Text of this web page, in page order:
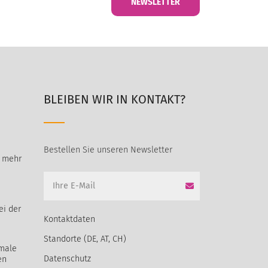
der
BLEIBEN WIR IN KONTAKT?
Bestellen Sie unseren Newsletter
Kontaktdaten
Standorte (DE, AT, CH)
Datenschutz